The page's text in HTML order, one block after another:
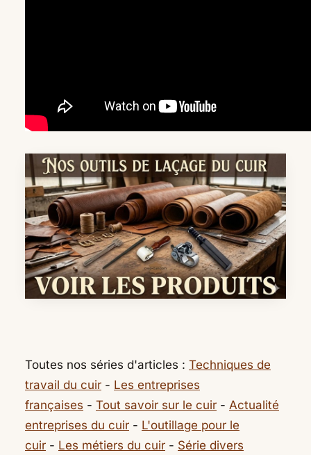
Toutes nos séries d'articles : Techniques de
travail du cuir - Les entreprises
françaises - Tout savoir sur le cuir - Actualité
entreprises du cuir - L'outillage pour le
cuir - Les métiers du cuir - Série divers